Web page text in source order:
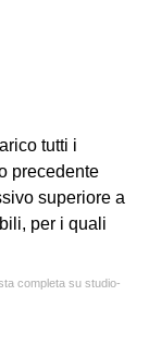
tutti i
precedente
superiore a
per i quali
completa su studio-